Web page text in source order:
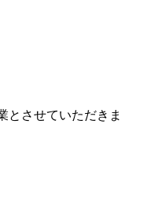
とさせていただきま